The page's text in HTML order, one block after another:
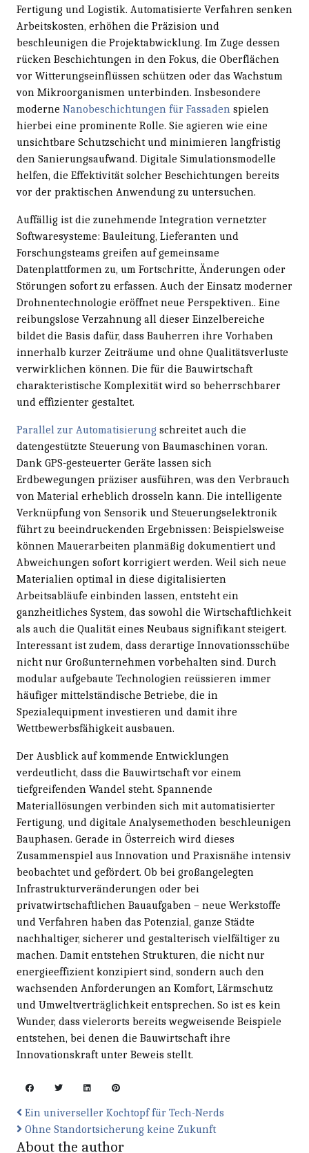
Fertigung und Logistik. Automatisierte Verfahren senken
Arbeitskosten, erhöhen die Präzision und
beschleunigen die Projektabwicklung. Im Zuge dessen
rücken Beschichtungen in den Fokus, die Oberflächen
vor Witterungseinflüssen schützen oder das Wachstum
von Mikroorganismen unterbinden. Insbesondere
moderne Nanobeschichtungen für Fassaden spielen
hierbei eine prominente Rolle. Sie agieren wie eine
unsichtbare Schutzschicht und minimieren langfristig
den Sanierungsaufwand. Digitale Simulationsmodelle
helfen, die Effektivität solcher Beschichtungen bereits
vor der praktischen Anwendung zu untersuchen.
Auffällig ist die zunehmende Integration vernetzter
Softwaresysteme: Bauleitung, Lieferanten und
Forschungsteams greifen auf gemeinsame
Datenplattformen zu, um Fortschritte, Änderungen oder
Störungen sofort zu erfassen. Auch der Einsatz moderner
Drohnentechnologie eröffnet neue Perspektiven.. Eine
reibungslose Verzahnung all dieser Einzelbereiche
bildet die Basis dafür, dass Bauherren ihre Vorhaben
innerhalb kurzer Zeiträume und ohne Qualitätsverluste
verwirklichen können. Die für die Bauwirtschaft
charakteristische Komplexität wird so beherrschbarer
und effizienter gestaltet.
Parallel zur Automatisierung schreitet auch die
datengestützte Steuerung von Baumaschinen voran.
Dank GPS-gesteuerter Geräte lassen sich
Erdbewegungen präziser ausführen, was den Verbrauch
von Material erheblich drosseln kann. Die intelligente
Verknüpfung von Sensorik und Steuerungselektronik
führt zu beeindruckenden Ergebnissen: Beispielsweise
können Mauerarbeiten planmäßig dokumentiert und
Abweichungen sofort korrigiert werden. Weil sich neue
Materialien optimal in diese digitalisierten
Arbeitsabläufe einbinden lassen, entsteht ein
ganzheitliches System, das sowohl die Wirtschaftlichkeit
als auch die Qualität eines Neubaus signifikant steigert.
Interessant ist zudem, dass derartige Innovationsschübe
nicht nur Großunternehmen vorbehalten sind. Durch
modular aufgebaute Technologien reüssieren immer
häufiger mittelständische Betriebe, die in
Spezialequipment investieren und damit ihre
Wettbewerbsfähigkeit ausbauen.
Der Ausblick auf kommende Entwicklungen
verdeutlicht, dass die Bauwirtschaft vor einem
tiefgreifenden Wandel steht. Spannende
Materiallösungen verbinden sich mit automatisierter
Fertigung, und digitale Analysemethoden beschleunigen
Bauphasen. Gerade in Österreich wird dieses
Zusammenspiel aus Innovation und Praxisnähe intensiv
beobachtet und gefördert. Ob bei großangelegten
Infrastrukturveränderungen oder bei
privatwirtschaftlichen Bauaufgaben – neue Werkstoffe
und Verfahren haben das Potenzial, ganze Städte
nachhaltiger, sicherer und gestalterisch vielfältiger zu
machen. Damit entstehen Strukturen, die nicht nur
energieeffizient konzipiert sind, sondern auch den
wachsenden Anforderungen an Komfort, Lärmschutz
und Umweltverträglichkeit entsprechen. So ist es kein
Wunder, dass vielerorts bereits wegweisende Beispiele
entstehen, bei denen die Bauwirtschaft ihre
Innovationskraft unter Beweis stellt.
Ein universeller Kochtopf für Tech-Nerds
Ohne Standortsicherung keine Zukunft
About the author